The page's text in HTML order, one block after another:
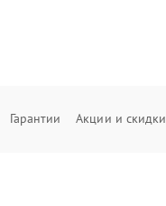
Гарантии Акции и скидки